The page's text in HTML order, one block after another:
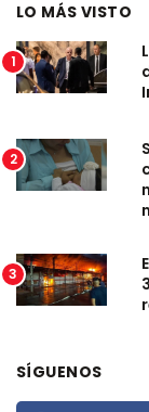
LO MÁS VISTO
1
2
3
SÍGUENOS